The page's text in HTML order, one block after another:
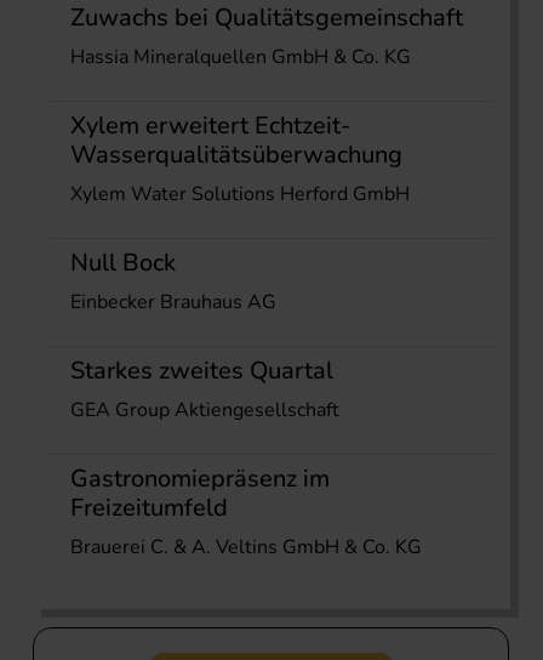
Zuwachs bei Qualitätsgemeinschaft
Hassia Mineralquellen GmbH & Co. KG
Xylem erweitert Echtzeit-
Wasserqualitätsüberwachung
Xylem Water Solutions Herford GmbH
Null Bock
Einbecker Brauhaus AG
Starkes zweites Quartal
GEA Group Aktiengesellschaft
Gastronomiepräsenz im
Freizeitumfeld
Brauerei C. & A. Veltins GmbH & Co. KG